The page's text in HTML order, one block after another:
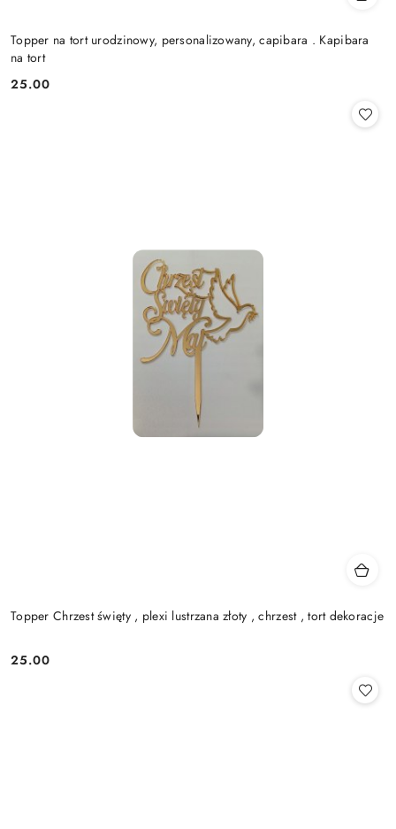
Topper na tort urodzinowy, personalizowany, capibara . Kapibara
na tort
Cena:
25.00
Topper Chrzest święty , plexi lustrzana złoty , chrzest , tort dekoracje
Cena:
25.00